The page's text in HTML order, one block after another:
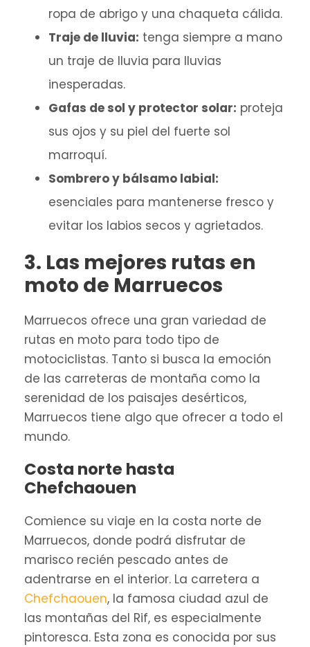
ropa de abrigo y una chaqueta cálida.
Traje de lluvia: tenga siempre a mano
un traje de lluvia para lluvias
inesperadas.
Gafas de sol y protector solar: proteja
sus ojos y su piel del fuerte sol
marroquí.
Sombrero y bálsamo labial:
esenciales para mantenerse fresco y
evitar los labios secos y agrietados.
3. Las mejores rutas en
moto de Marruecos
Marruecos ofrece una gran variedad de
rutas en moto para todo tipo de
motociclistas. Tanto si busca la emoción
de las carreteras de montaña como la
serenidad de los paisajes desérticos,
Marruecos tiene algo que ofrecer a todo el
mundo.
Costa norte hasta
Chefchaouen
Comience su viaje en la costa norte de
Marruecos, donde podrá disfrutar de
marisco recién pescado antes de
adentrarse en el interior. La carretera a
Chefchaouen, la famosa ciudad azul de
las montañas del Rif, es especialmente
pintoresca. Esta zona es conocida por sus